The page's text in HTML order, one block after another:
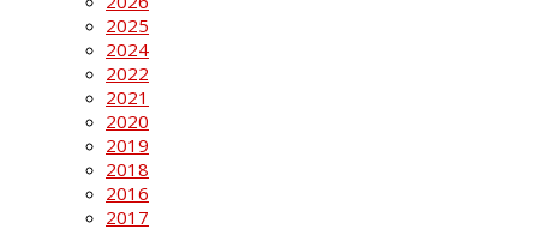
2025
2024
2022
2021
2020
2019
2018
2016
2017